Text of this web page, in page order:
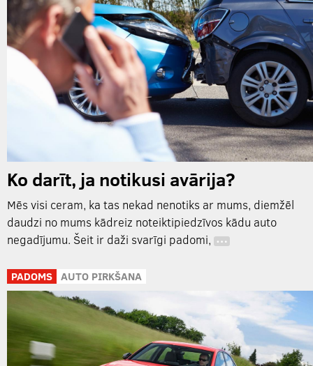
Ko darīt, ja notikusi avārija?
Mēs visi ceram, ka tas nekad nenotiks ar mums, diemžēl
daudzi no mums kādreiz noteiktipiedzīvos kādu auto
negadījumu. Šeit ir daži svarīgi padomi, …
PADOMS AUTO PIRKŠANA